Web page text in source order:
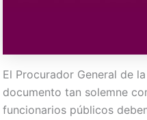
El Procurador General de
documento tan solemne
funcionarios públicos